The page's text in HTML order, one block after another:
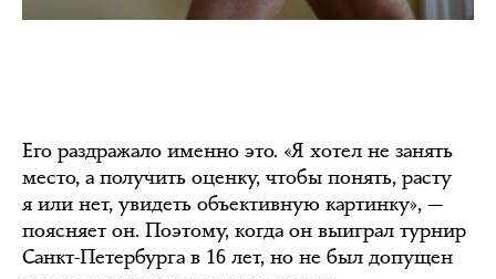
Его раздражало именно это. «Я хотел не занять
место, а получить оценку, чтобы понять, расту
я или нет, увидеть объективную картинку», —
поясняет он. Поэтому, когда он выиграл турнир
Санкт-Петербурга в 16 лет, но не был допущен